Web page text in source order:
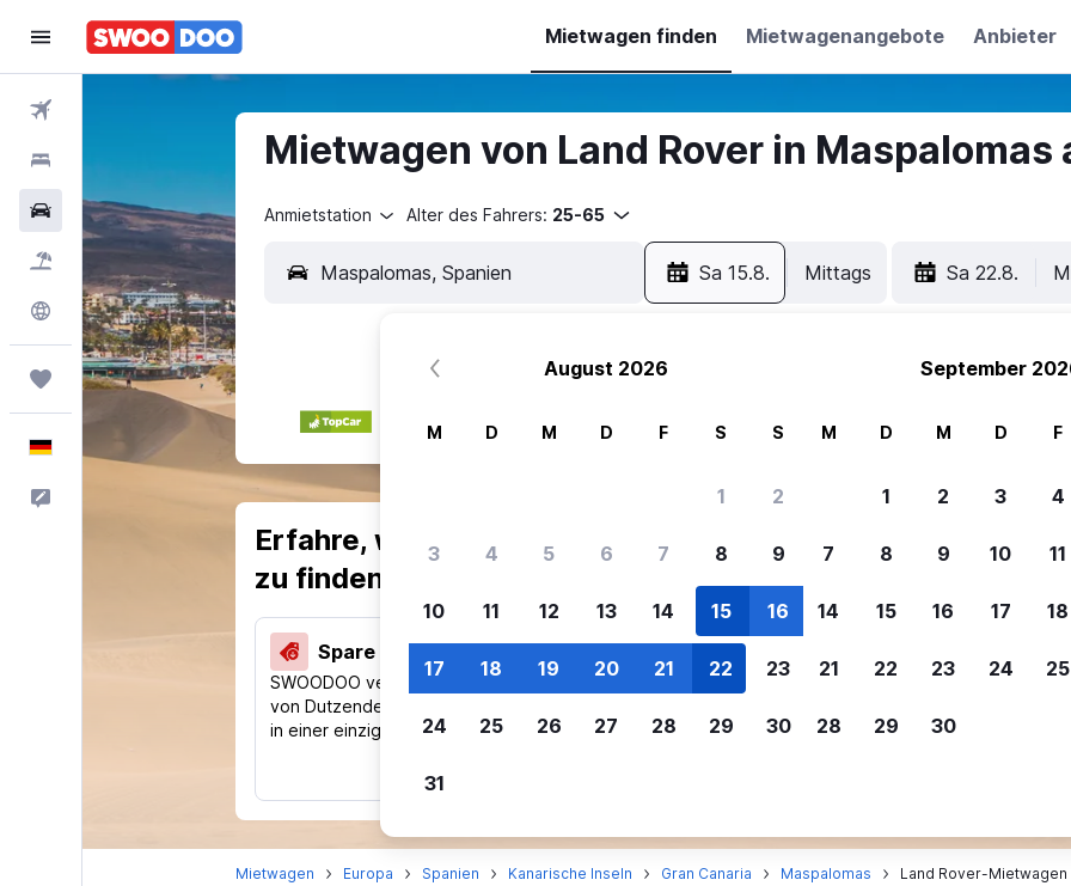
Mietwagen finden Mietwagenangebote Anbieter
Mietwagen
Pauschalreisen
Explore
Trips
Mietwagen von Land Rover in Maspalomas
Anmietstation Alter des Fahrers: 25-65
Sa 15.8. Mittags Sa 22.8.
Erfahre, warum unsere Reisenden sich für SWOODOO
zu finden.
Spare 40 % und mehr
SWOODOO vergleicht Preise
von Dutzenden Reise-Websites
in einer einzigen Suche.
Lass dich benachrichtigen,
um kein tolles Angebot zu
Anpassung von
Mietwagenergebnisse
Mietwagen Europa Spanien Kanarische Inseln Gran Canaria Maspalomas Land Rover-Mietwagen
August 2026
M D M D F S S
1 2
3 4 5 6 7 8 9
10 11 12 13 14 15 16
17 18 19 20 21 22 23
24 25 26 27 28 29 30
31
September
M D M D F
1 2 3 4
7 8 9 10 11
14 15 16 17 18
21 22 23 24 25
28 29 30